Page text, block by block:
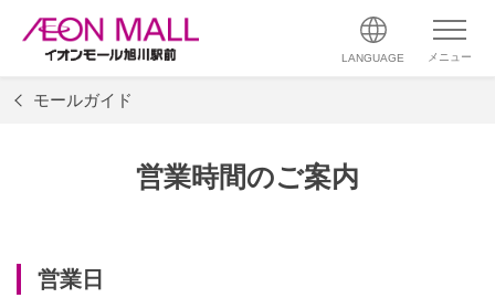
LANGUAGE メニュー
モールガイド
営業時間のご案内
営業日